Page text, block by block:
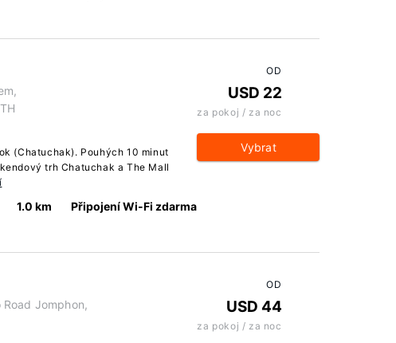
(Chatuchak). Pouhých 10 minut
trh Chatuchak a The Mall
1.0 km Připojení Wi-Fi zdarma
OD
USD 22
za pokoj / za noc
Vybrat
Jomphon,
OD
USD 44
za pokoj / za noc